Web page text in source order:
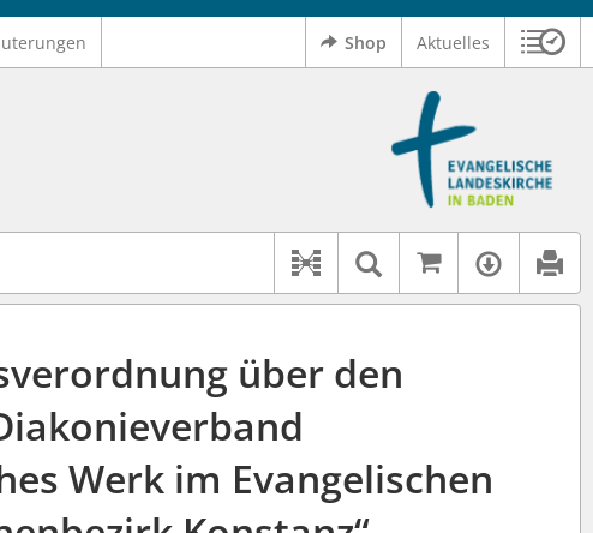
Shop Aktuelles
findet auch: "Pfarrerinitiative" oder "Pfarrerausschuss".
Dokument-Beziehungen
Textsuche im
Auf
über den
Werk im Evangelischen